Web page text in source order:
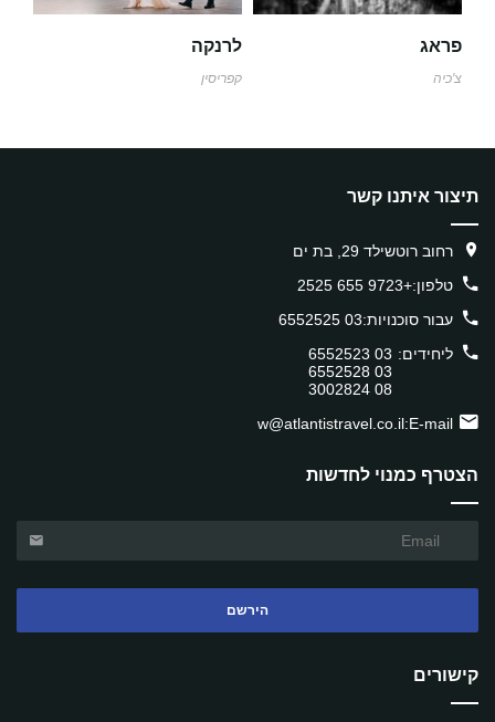
פראג
צ'כיה
לרנקה
קפריסין
תיצור איתנו קשר
רחוב רוטשילד 29, בת ים
טלפון:+9723 655 2525
עבור סוכנויות:03 6552525
ליחידים: 03 6552523
03 6552528
08 3002824
E-mail:
w@atlantistravel.co.il
הצטרף כמנוי לחדשות
הירשם
קישורים